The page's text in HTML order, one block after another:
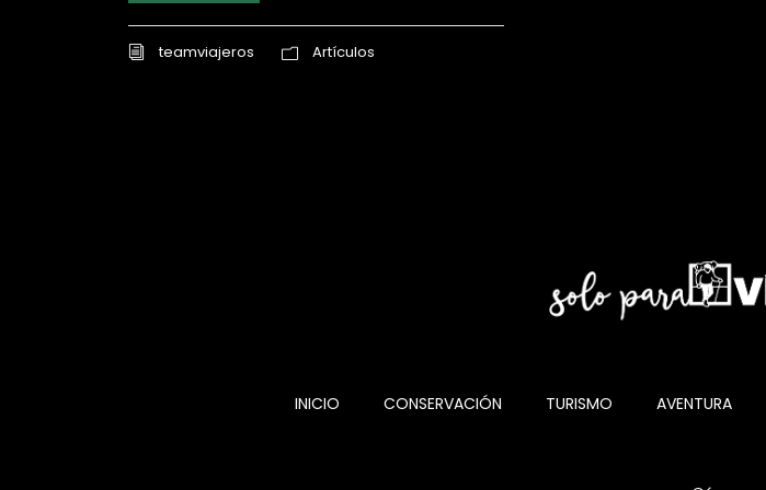
teamviajeros Artículos
INICIO CONSERVACIÓN TURISMO AVENTURA